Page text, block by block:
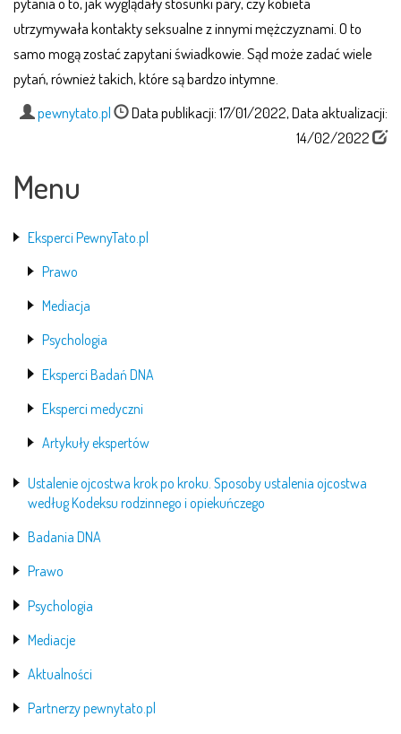
utrzymywała kontakty seksualne z innymi mężczyznami. O to
samo mogą zostać zapytani świadkowie. Sąd może zadać wiele
pytań, również takich, które są bardzo intymne.
pewnytato.pl
Data publikacji: 17/01/2022, Data aktualizacji:
14/02/2022
Menu
Eksperci PewnyTato.pl
Prawo
Mediacja
Psychologia
Eksperci Badań DNA
Eksperci medyczni
Artykuły ekspertów
Ustalenie ojcostwa krok po kroku. Sposoby ustalenia ojcostwa
według Kodeksu rodzinnego i opiekuńczego
Badania DNA
Prawo
Psychologia
Mediacje
Aktualności
Partnerzy pewnytato.pl